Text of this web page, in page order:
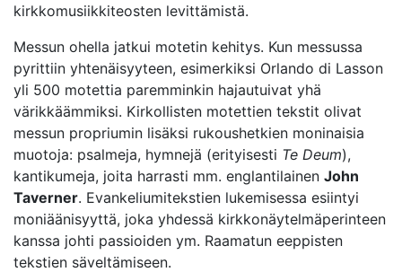
kirkkomusiikkiteosten levittämistä.
Messun ohella jatkui motetin kehitys. Kun messussa
pyrittiin yhtenäisyyteen, esimerkiksi Orlando di Lasson
yli 500 motettia paremminkin hajautuivat yhä
värikkäämmiksi. Kirkollisten motettien tekstit olivat
messun propriumin lisäksi rukoushetkien moninaisia
muotoja: psalmeja, hymnejä (erityisesti Te Deum),
kantikumeja, joita harrasti mm. englantilainen John
Taverner. Evankeliumitekstien lukemisessa esiintyi
moniäänisyyttä, joka yhdessä kirkkonäytelmäperinteen
kanssa johti passioiden ym. Raamatun eeppisten
tekstien säveltämiseen.